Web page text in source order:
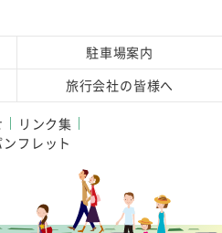
駐車場案内
旅行会社の皆様へ
リンク集
ンフレット